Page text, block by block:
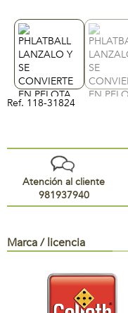
Ref. 118-31824
Atención al cliente
981937940
Marca / licencia